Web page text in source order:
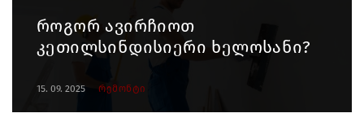
როგორ ავირჩიოთ
კეთილსინდისიერი ხელოსანი?
15. 09. 2025 რემონტი